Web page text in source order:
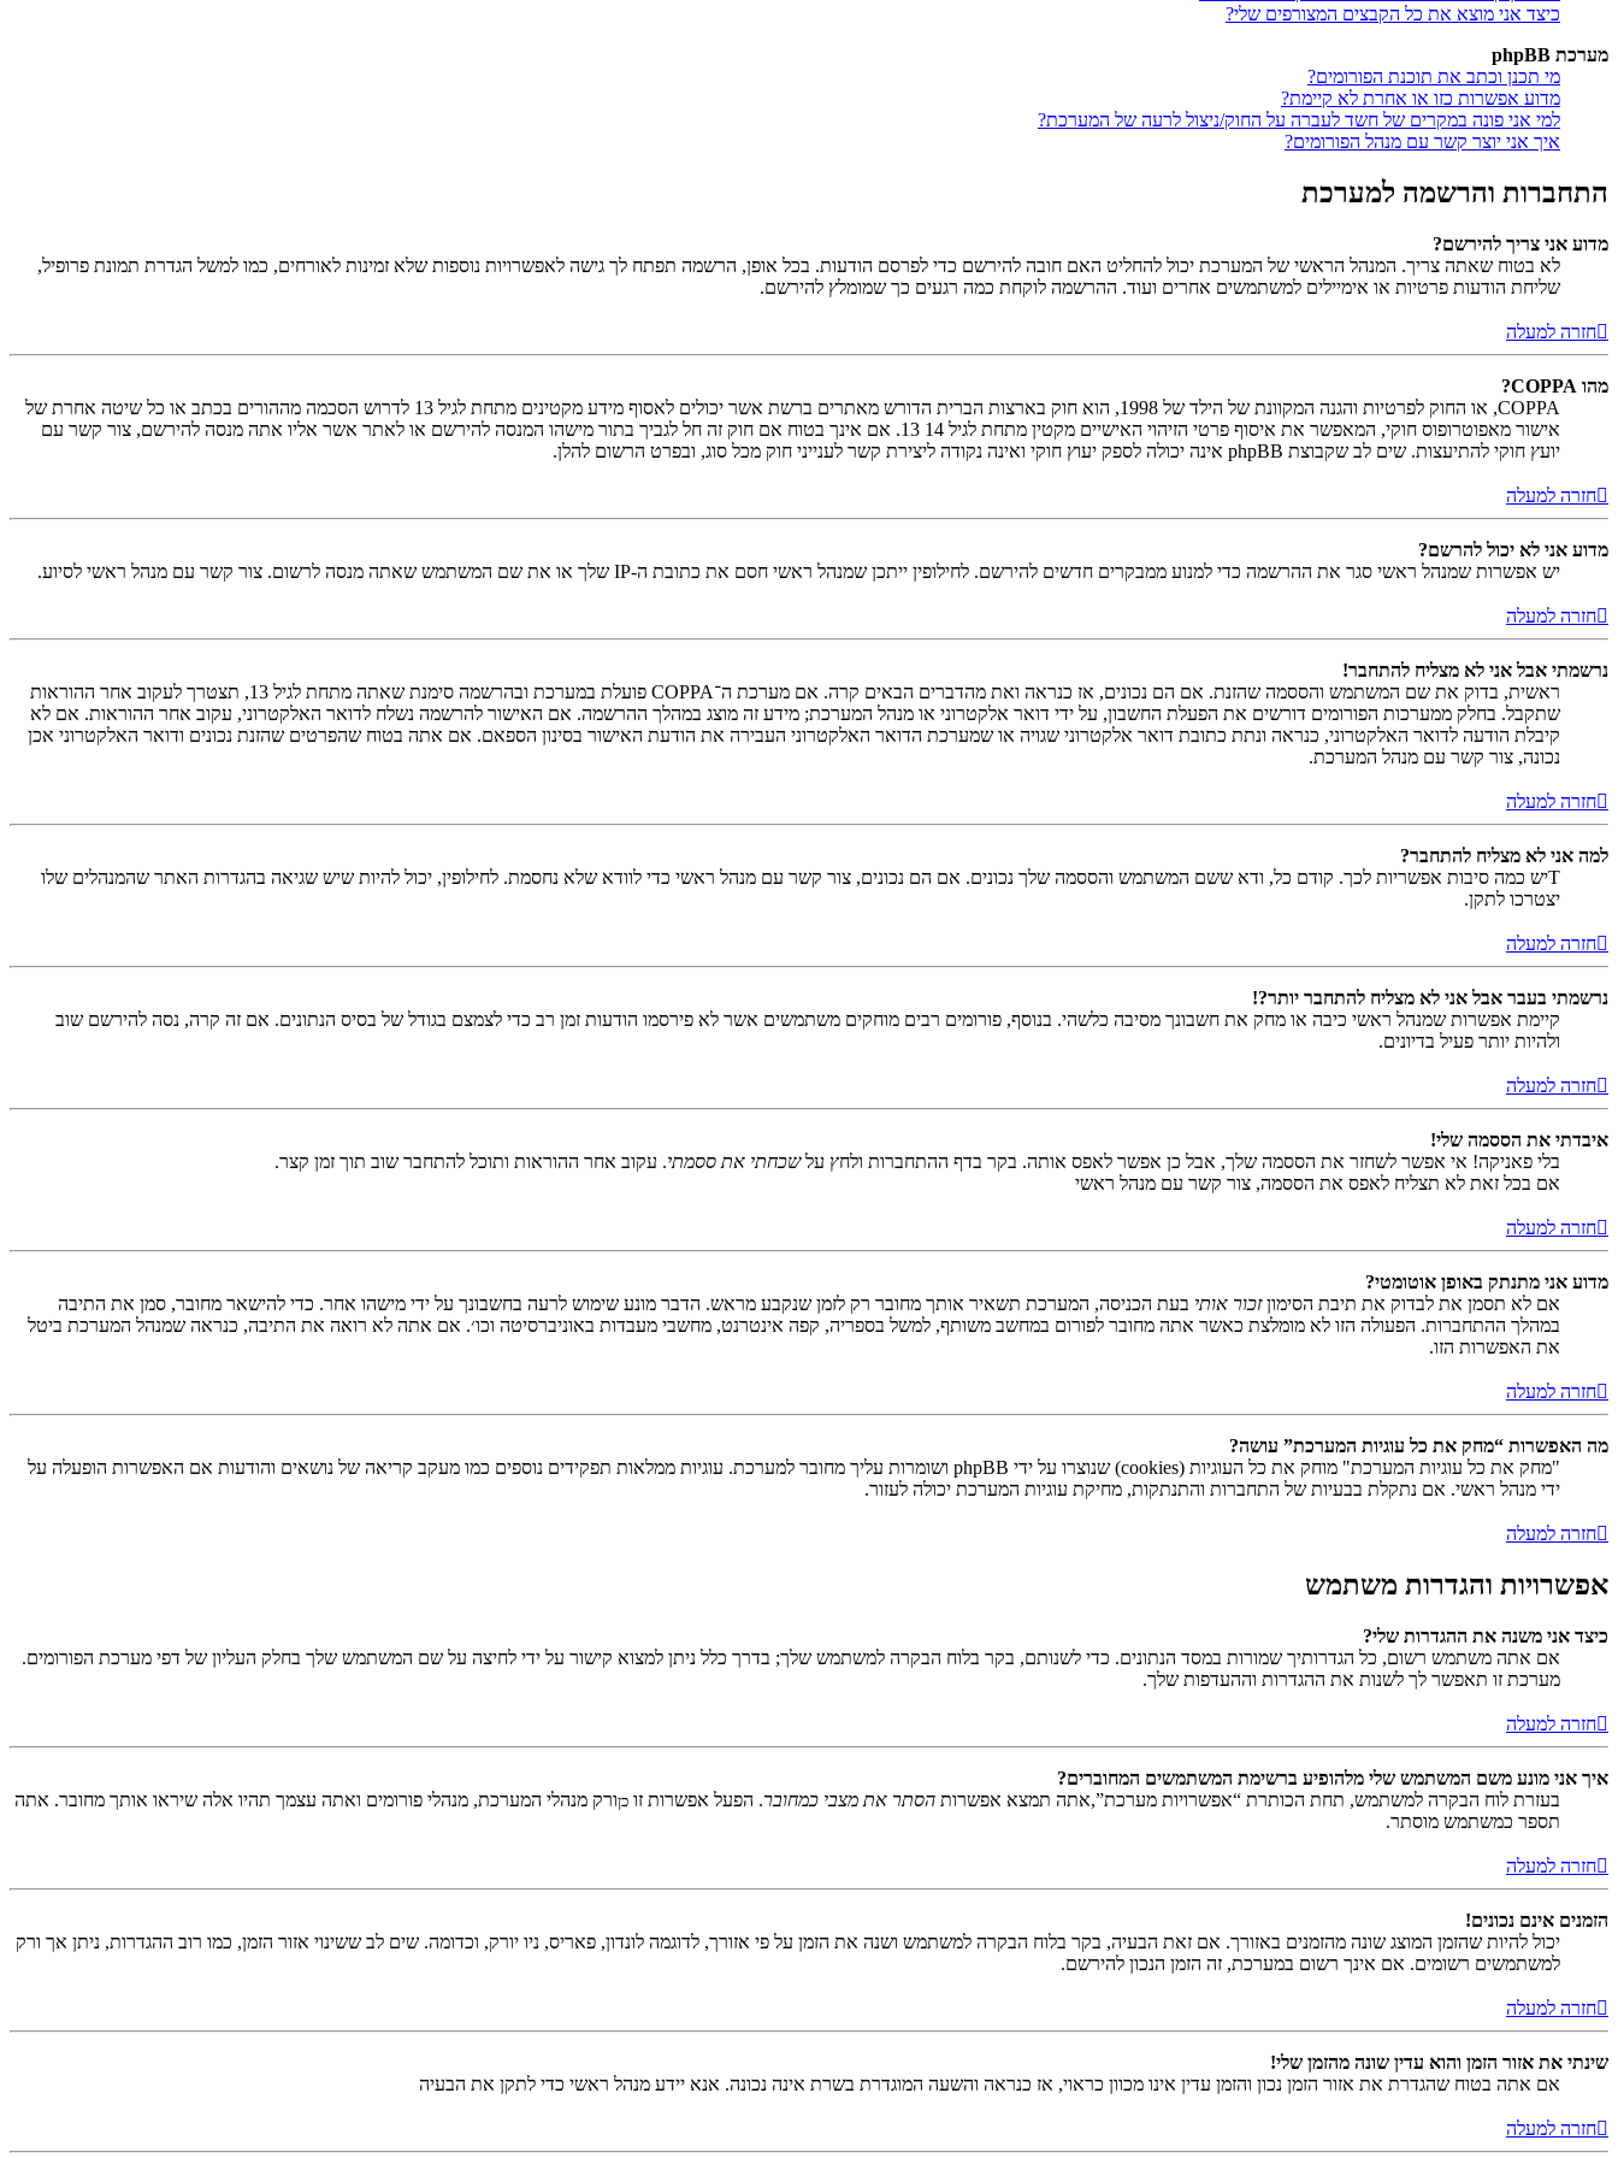
כיצד אני מוצא את כל הקבצים המצורפים שלי?
מערכת phpBB
מי תכנן וכתב את תוכנת הפורומים?
מדוע אפשרות כזו או אחרת לא קיימת?
למי אני פונה במקרים של חשד לעברה על החוק/ניצול לרעה של המערכת?
איך אני יוצר קשר עם מנהל הפורומים?
התחברות והרשמה למערכת
מדוע אני צריך להירשם?
לא בטוח שאתה צריך. המנהל הראשי של המערכת יכול להחליט האם חובה להירשם כדי לפרסם הודעות. בכל אופן, הרשמה תפתח לך גישה לאפשרויות נוספות שלא זמינות לאורחים, כמו למשל הגדרת תמונת פרופיל,
שליחת הודעות פרטיות או אימיילים למשתמשים אחרים ועוד. ההרשמה לוקחת כמה רגעים כך שמומלץ להירשם.
חזרה למעלה
מהו COPPA?
COPPA, או החוק לפרטיות והגנה המקוונת של הילד של 1998, הוא חוק בארצות הברית הדורש מאתרים ברשת אשר יכולים לאסוף מידע מקטינים מתחת לגיל 13 לדרוש הסכמה מההורים בכתב או כל שיטה אחרת של
אישור מאפוטרופוס חוקי, המאפשר את איסוף פרטי הזיהוי האישיים מקטין מתחת לגיל 14 13. אם אינך בטוח אם חוק זה חל לגביך בתור מישהו המנסה להירשם או לאתר אשר אליו אתה מנסה להירשם, צור קשר עם
יועץ חוקי להתיעצות. שים לב שקבוצת phpBB אינה יכולה לספק יעוץ חוקי ואינה נקודה ליצירת קשר לענייני חוק מכל סוג, ובפרט הרשום להלן.
חזרה למעלה
מדוע אני לא יכול להרשם?
יש אפשרות שמנהל ראשי סגר את ההרשמה כדי למנוע ממבקרים חדשים להירשם. לחילופין ייתכן שמנהל ראשי חסם את כתובת ה-IP שלך או את שם המשתמש שאתה מנסה לרשום. צור קשר עם מנהל ראשי לסיוע.
חזרה למעלה
נרשמתי אבל אני לא מצליח להתחבר!
ראשית, בדוק את שם המשתמש והססמה שהזנת. אם הם נכונים, אז כנראה ואת מהדברים הבאים קרה. אם מערכת ה־COPPA פועלת במערכת ובהרשמה סימנת שאתה מתחת לגיל 13, תצטרך לעקוב אחר ההוראות
שתקבל. בחלק ממערכות הפורומים דורשים את הפעלת החשבון, על ידי דואר אלקטרוני או מנהל המערכת; מידע זה מוצג במהלך ההרשמה. אם האישור להרשמה נשלח לדואר האלקטרוני, עקוב אחר ההוראות. אם לא
קיבלת הודעה לדואר האלקטרוני, כנראה ונתת כתובת דואר אלקטרוני שגויה או שמערכת הדואר האלקטרוני העבירה את הודעת האישור בסינון הספאם. אם אתה בטוח שהפרטים שהזנת נכונים ודואר האלקטרוני אכן
נכונה, צור קשר עם מנהל המערכת.
חזרה למעלה
למה אני לא מצליח להתחבר?
Tיש כמה סיבות אפשריות לכך. קודם כל, ודא ששם המשתמש והססמה שלך נכונים. אם הם נכונים, צור קשר עם מנהל ראשי כדי לוודא שלא נחסמת. לחילופין, יכול להיות שיש שגיאה בהגדרות האתר שהמנהלים שלו
יצטרכו לתקן.
חזרה למעלה
נרשמתי בעבר אבל אני לא מצליח להתחבר יותר?!
קיימת אפשרות שמנהל ראשי כיבה או מחק את חשבונך מסיבה כלשהי. בנוסף, פורומים רבים מוחקים משתמשים אשר לא פירסמו הודעות זמן רב כדי לצמצם בגודל של בסיס הנתונים. אם זה קרה, נסה להירשם שוב
ולהיות יותר פעיל בדיונים.
חזרה למעלה
איבדתי את הססמה שלי!
בלי פאניקה! אי אפשר לשחזר את הססמה שלך, אבל כן אפשר לאפס אותה. בקר בדף ההתחברות ולחץ עלשכחתי את ססמתי. עקוב אחר ההוראות ותוכל להתחבר שוב תוך זמן קצר.
אם בכל זאת לא תצליח לאפס את הססמה, צור קשר עם מנהל ראשי
חזרה למעלה
מדוע אני מתנתק באופן אוטומטי?
אם לא תסמן את לבדוק את תיבת הסימוןזכור אותי בעת הכניסה, המערכת תשאיר אותך מחובר רק לזמן שנקבע מראש. הדבר מונע שימוש לרעה בחשבונך על ידי מישהו אחר. כדי להישאר מחובר, סמן את התיבה
במהלך ההתחברות. הפעולה הזו לא מומלצת כאשר אתה מחובר לפורום במחשב משותף, למשל בספריה, קפה אינטרנט, מחשבי מעבדות באוניברסיטה וכו׳. אם אתה לא רואה את התיבה, כנראה שמנהל המערכת ביטל
את האפשרות הזו.
חזרה למעלה
מה האפשרות “מחק את כל עוגיות המערכת” עושה?
"מחק את כל עוגיות המערכת" מוחק את כל העוגיות (cookies) שנוצרו על ידי phpBB ושומרות עליך מחובר למערכת. עוגיות ממלאות תפקידים נוספים כמו מעקב קריאה של נושאים והודעות אם האפשרות הופעלה על
ידי מנהל ראשי. אם נתקלת בבעיות של התחברות והתנתקות, מחיקת עוגיות המערכת יכולה לעזור.
חזרה למעלה
אפשרויות והגדרות משתמש
כיצד אני משנה את ההגדרות שלי?
אם אתה משתמש רשום, כל הגדרותיך שמורות במסד הנתונים. כדי לשנותם, בקר בלוח הבקרה למשתמש שלך; בדרך כלל ניתן למצוא קישור על ידי לחיצה על שם המשתמש שלך בחלק העליון של דפי מערכת הפורומים.
מערכת זו תאפשר לך לשנות את ההגדרות וההעדפות שלך.
חזרה למעלה
איך אני מונע משם המשתמש שלי מלהופיע ברשימת המשתמשים המחוברים?
בעזרת לוח הבקרה למשתמש, תחת הכותרת “אפשרויות מערכת”,אתה תמצא אפשרות הסתר את מצבי כמחובר. הפעל אפשרות זו כןורק מנהלי המערכת, מנהלי פורומים ואתה עצמך תהיו אלה שיראו אותך מחובר. אתה
תספר כמשתמש מוסתר.
חזרה למעלה
הזמנים אינם נכונים!
יכול להיות שהזמן המוצג שונה מהזמנים באזורך. אם זאת הבעיה, בקר בלוח הבקרה למשתמש ושנה את הזמן על פי אזורך, לדוגמה לונדון, פאריס, ניו יורק, וכדומה. שים לב ששינוי אזור הזמן, כמו רוב ההגדרות, ניתן אך ורק
למשתמשים רשומים. אם אינך רשום במערכת, זה הזמן הנכון להירשם.
חזרה למעלה
שינתי את אזור הזמן והוא עדין שונה מהזמן שלי!
אם אתה בטוח שהגדרת את אזור הזמן נכון והזמן עדין אינו מכוון כראוי, אז כנראה והשעה המוגדרת בשרת אינה נכונה. אנא יידע מנהל ראשי כדי לתקן את הבעיה
חזרה למעלה